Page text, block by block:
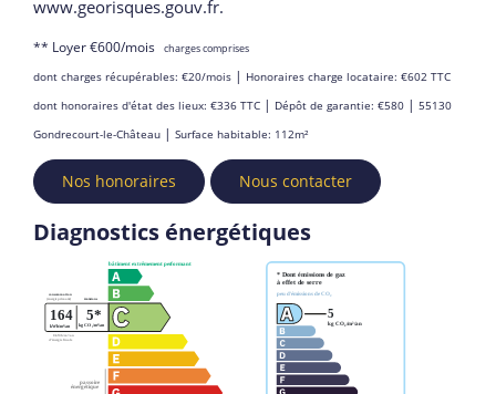
www.georisques.gouv.fr.
** Loyer €600/mois
charges comprises
dont charges récupérables: €20/mois | Honoraires charge locataire: €602 TTC
dont honoraires d'état des lieux: €336 TTC | Dépôt de garantie: €580 | 55130
Gondrecourt-le-Château | Surface habitable: 112m²
Nos honoraires Nous contacter
Diagnostics énergétiques